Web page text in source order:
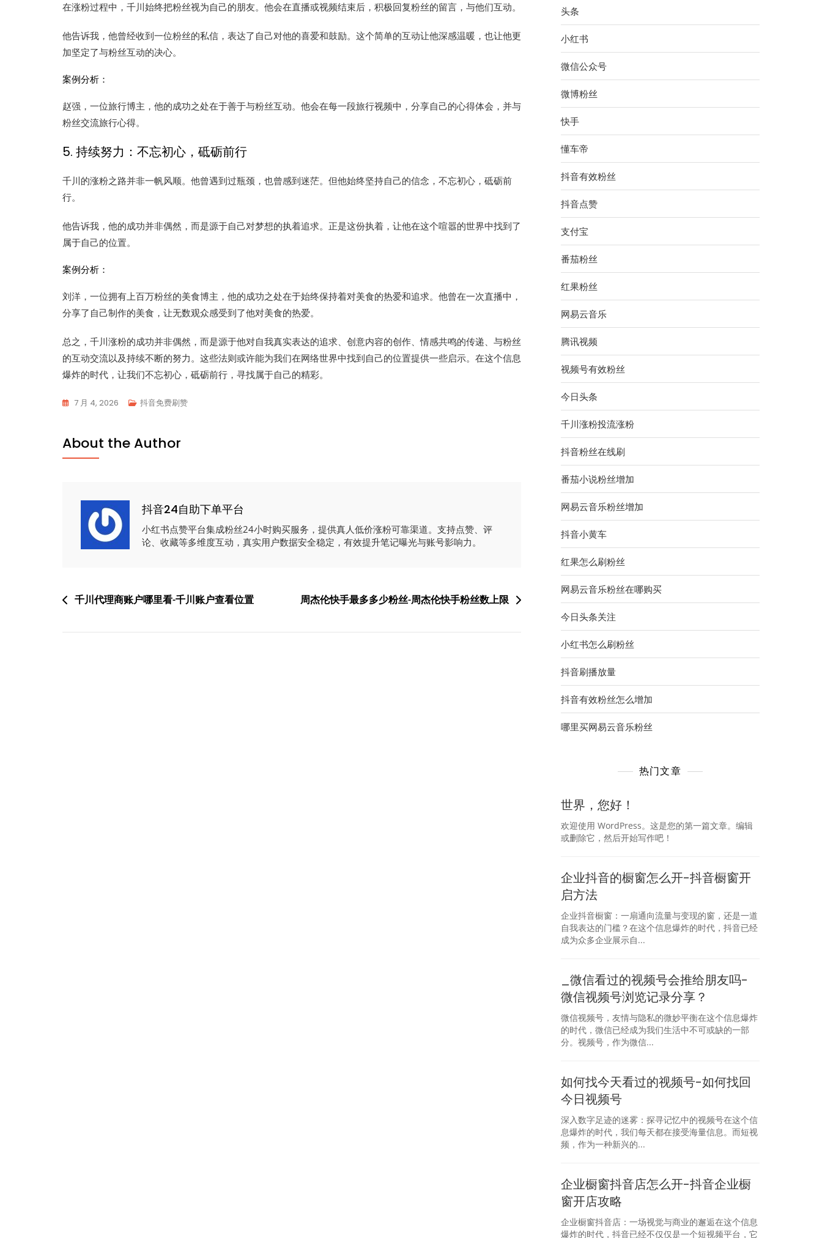
在涨粉过程中，千川始终把粉丝视为自己的朋友。他会在直播或视频结束后，积极回复粉丝的留言，与他们互动。
他告诉我，他曾经收到一位粉丝的私信，表达了自己对他的喜爱和鼓励。这个简单的互动让他深感温暖，也让他更
加坚定了与粉丝互动的决心。
案例分析：
赵强，一位旅行博主，他的成功之处在于善于与粉丝互动。他会在每一段旅行视频中，分享自己的心得体会，并与
粉丝交流旅行心得。
5. 持续努力：不忘初心，砥砺前行
千川的涨粉之路并非一帆风顺。他曾遇到过瓶颈，也曾感到迷茫。但他始终坚持自己的信念，不忘初心，砥砺前
行。
他告诉我，他的成功并非偶然，而是源于自己对梦想的执着追求。正是这份执着，让他在这个喧嚣的世界中找到了
属于自己的位置。
案例分析：
刘洋，一位拥有上百万粉丝的美食博主，他的成功之处在于始终保持着对美食的热爱和追求。他曾在一次直播中，
分享了自己制作的美食，让无数观众感受到了他对美食的热爱。
总之，千川涨粉的成功并非偶然，而是源于他对自我真实表达的追求、创意内容的创作、情感共鸣的传递、与粉丝
的互动交流以及持续不断的努力。这些法则或许能为我们在网络世界中找到自己的位置提供一些启示。在这个信息
爆炸的时代，让我们不忘初心，砥砺前行，寻找属于自己的精彩。
7 月 4, 2026 抖音免费刷赞
About the Author
抖音24自助下单平台
小红书点赞平台集成粉丝24小时购买服务，提供真人低价涨粉可靠渠道。支持点赞、评
论、收藏等多维度互动，真实用户数据安全稳定，有效提升笔记曝光与账号影响力。
文千川代理商账户哪里看-千川账户查看位置 周杰伦快手最多多少粉丝-周杰伦快手粉丝数上限
头条
小红书
微信公众号
微博粉丝
快手
懂车帝
抖音有效粉丝
抖音点赞
支付宝
番茄粉丝
红果粉丝
网易云音乐
腾讯视频
视频号有效粉丝
今日头条
千川涨粉投流涨粉
抖音粉丝在线刷
番茄小说粉丝增加
网易云音乐粉丝增加
抖音小黄车
红果怎么刷粉丝
网易云音乐粉丝在哪购买
今日头条关注
小红书怎么刷粉丝
抖音刷播放量
抖音有效粉丝怎么增加
哪里买网易云音乐粉丝
热门文章
世界，您好！
欢迎使用 WordPress。这是您的第一篇文章。编辑
或删除它，然后开始写作吧！
企业抖音的橱窗怎么开-抖音橱窗开
启方法
企业抖音橱窗：一扇通向流量与变现的窗，还是一道
自我表达的门槛？在这个信息爆炸的时代，抖音已经
成为众多企业展示自...
_微信看过的视频号会推给朋友吗-
微信视频号浏览记录分享？
微信视频号，友情与隐私的微妙平衡在这个信息爆炸
的时代，微信已经成为我们生活中不可或缺的一部
分。视频号，作为微信...
如何找今天看过的视频号-如何找回
今日视频号
深入数字足迹的迷雾：探寻记忆中的视频号在这个信
息爆炸的时代，我们每天都在接受海量信息。而短视
频，作为一种新兴的...
企业橱窗抖音店怎么开-抖音企业橱
窗开店攻略
企业橱窗抖音店：一场视觉与商业的邂逅在这个信息
爆炸的时代，抖音已经不仅仅是一个短视频平台，它